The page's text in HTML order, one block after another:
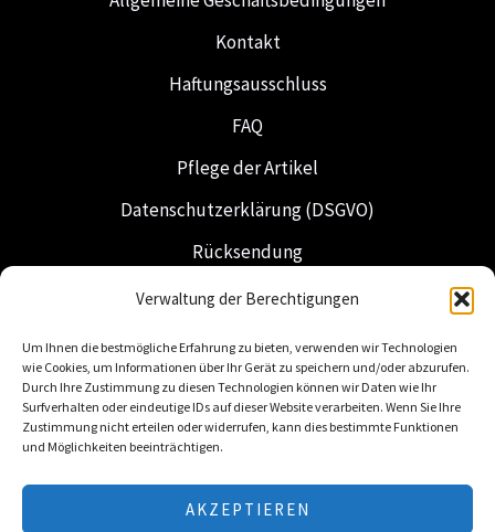
Verwaltung der Berechtigungen
Um Ihnen die bestmögliche Erfahrung zu bieten, verwenden wir Technologien
wie Cookies, um Informationen über Ihr Gerät zu speichern und/oder abzurufen.
Durch Ihre Zustimmung zu diesen Technologien können wir Daten wie Ihr
Surfverhalten oder eindeutige IDs auf dieser Website verarbeiten. Wenn Sie Ihre
Zustimmung nicht erteilen oder widerrufen, kann dies bestimmte Funktionen
und Möglichkeiten beeinträchtigen.
AKZEPTIEREN
Kontakt
Haftungsausschluss
FAQ
Pflege der Artikel
Datenschutzerklärung (DSGVO)
Rücksendung
Versand & Lieferung
Niederländische Insignien